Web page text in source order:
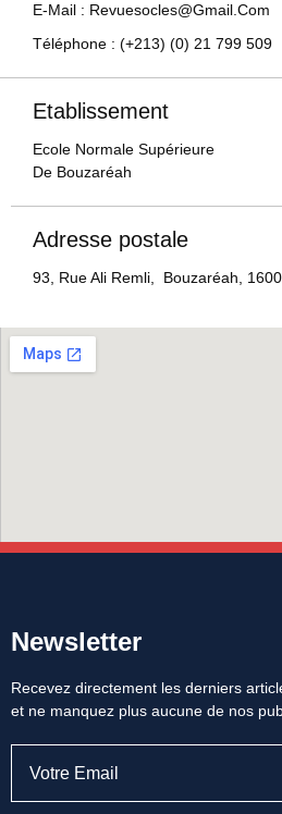
E-Mail : Revuesocles@gmail.com
Téléphone : (+213) (0) 21 799 509
Etablissement
Ecole Normale Supérieure
De Bouzaréah
Adresse postale
93, Rue Ali Remli, Bouzaréah,
Newsletter
Recevez directement les derniers
et ne manquez plus aucune de nos